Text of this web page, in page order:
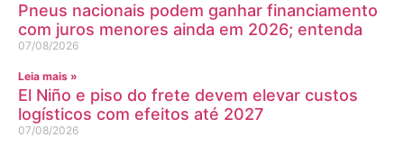
Pneus nacionais podem ganhar financiamento
com juros menores ainda em 2026; entenda
07/08/2026
Leia mais »
El Niño e piso do frete devem elevar custos
logísticos com efeitos até 2027
07/08/2026